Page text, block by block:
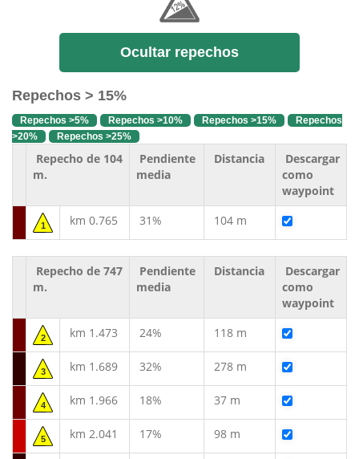
Ocultar repechos
Repechos > 15%
Repechos >5% Repechos >10% Repechos >15%
Repechos
>20%
Repechos >25%
Repecho de 104
m.
Pendiente
media
Distancia
Descargar
como
waypoint
1 km 0.765 31% 104 m
Repecho de 747
m.
Pendiente
media
Distancia
Descargar
como
waypoint
2 km 1.473 24% 118 m
3 km 1.689 32% 278 m
4 km 1.966 18% 37 m
5 km 2.041 17% 98 m